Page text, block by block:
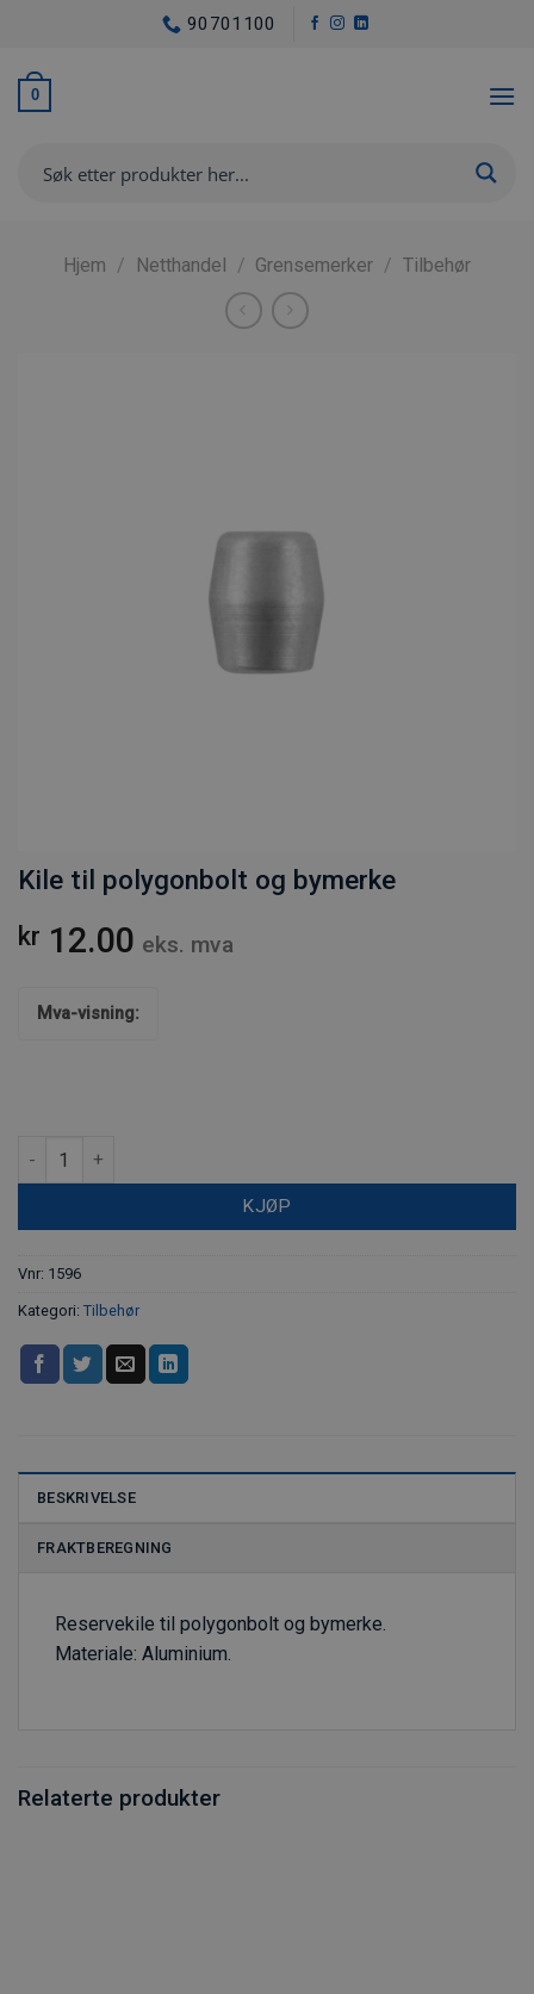
content
90701100
0
Hjem / Netthandel / Grense­merker / Tilbehør
Kile til polygonbolt og bymerke
kr 12.00 eks. mva
Mva-visning:
Kile til polygonbolt og bymerke antall
KJØP
Vnr: 1596
Kategori: Tilbehør
BESKRIVELSE
FRAKTBEREGNING
Reservekile til polygonbolt og bymerke.
Materiale: Aluminium.
Relaterte produkter